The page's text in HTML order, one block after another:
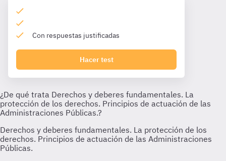
Con respuestas justificadas
Hacer test